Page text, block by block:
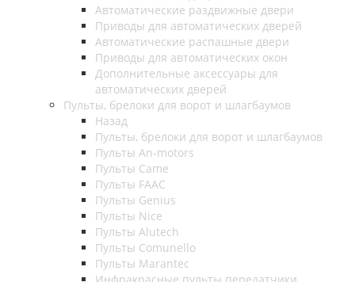
Автоматические раздвижные двери
Приводы для автоматических дверей
Автоматические распашные двери
Приводы для автоматических окон
Дополнительные аксессуары для
автоматических дверей
Пульты, брелоки для ворот и шлагбаумов
Назад
Пульты, брелоки для ворот и шлагбаумов
Пульты An-motors
Пульты Came
Пульты FAAC
Пульты Genius
Пульты Nice
Пульты Alutech
Пульты Сomunello
Пульты Marantec